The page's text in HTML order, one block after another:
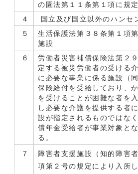
の園法第１１条第１項に規
４
国立及び国立以外のハンセ
５
生活保護法第３８条第１項
施設
６
労働者災害補償保険法第２
定する被災労働者の受ける
に必要な事業に係る施設（
保険給付を受給しており、
を受けることが困難な者を
し必要な介護を提供する者
設が指定されるものではな
償年金受給者が事業対象と
る。
７
障害者支援施設（知的障害
項第２号の規定により入所